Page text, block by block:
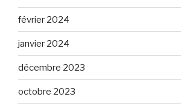
février 2024
janvier 2024
décembre 2023
octobre 2023